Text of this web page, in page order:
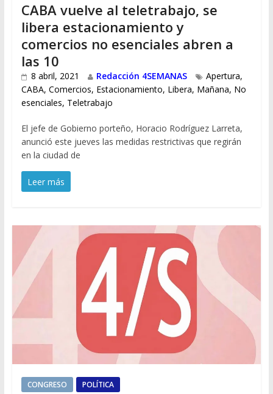
CABA vuelve al teletrabajo, se
libera estacionamiento y
comercios no esenciales abren a
las 10
8 abril, 2021 Redacción 4SEMANAS Apertura,
CABA, Comercios, Estacionamiento, Libera, Mañana, No
esenciales, Teletrabajo
El jefe de Gobierno porteño, Horacio Rodríguez Larreta,
anunció este jueves las medidas restrictivas que regirán
en la ciudad de
Leer más
CONGRESO POLÍTICA